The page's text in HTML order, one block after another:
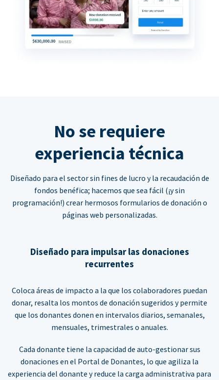
No se requiere
experiencia técnica
Diseñado para el sector sin fines de lucro y la recaudación de
fondos benéfica; hacemos que sea fácil (¡y sin
programación!) crear hermosos formularios de donación o
páginas web personalizadas.
Diseñado para impulsar las donaciones
recurrentes
Coloca áreas de impacto a la que los colaboradores puedan
donar, resalta los montos de donación sugeridos y permite
que los donantes donen en intervalos diarios, semanales,
mensuales, trimestrales o anuales.
Cada donante tiene la capacidad de auto-gestionar sus
donaciones en el Portal de Donantes, lo que agiliza la
experiencia del donante y reduce la carga administrativa para